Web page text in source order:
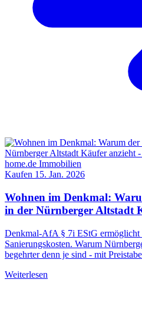
Kaufen 15. Jan. 2026
Wohnen im Denkmal:
in der Nürnberger Altstadt
Denkmal-AfA § 7i EStG ermöglicht
Sanierungskosten. Warum
begehrter denn je sind - mit
Weiterlesen